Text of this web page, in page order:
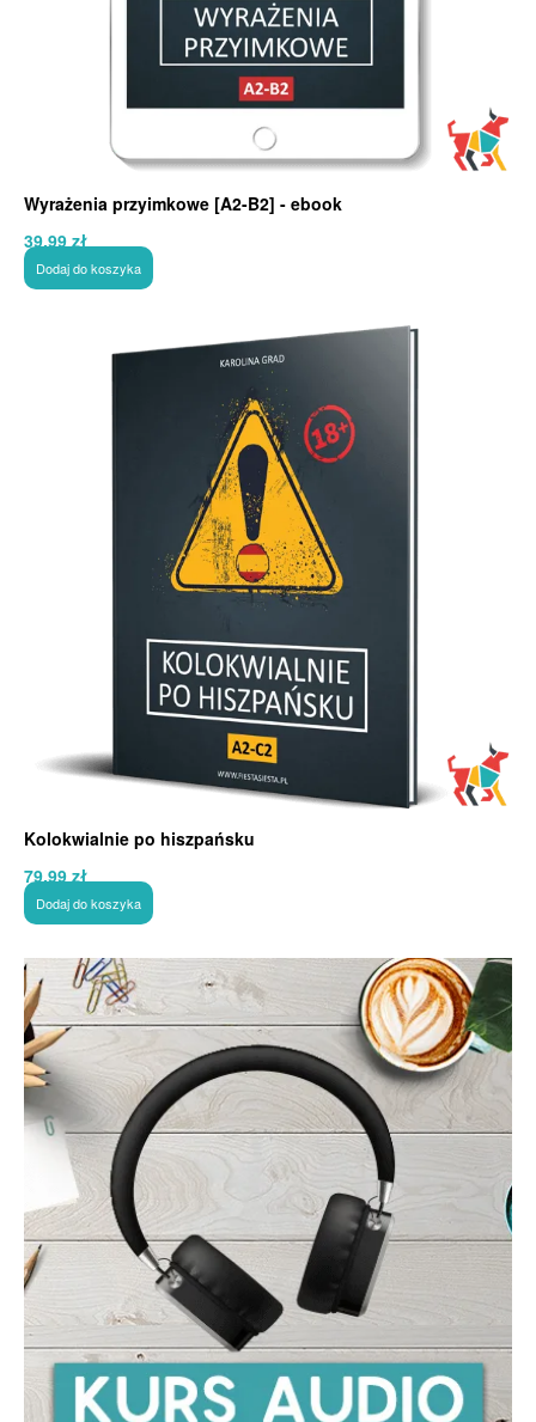
Wyrażenia przyimkowe [A2-B2] - ebook
39,99zł
Dodaj do koszyka
Kolokwialnie po hiszpańsku
79,99zł
Dodaj do koszyka